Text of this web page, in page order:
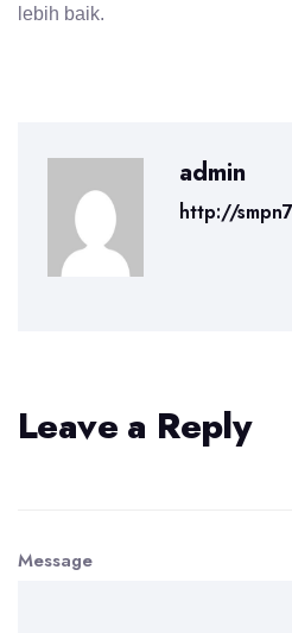
lebih baik.
admin
http://
Leave a Reply
Message